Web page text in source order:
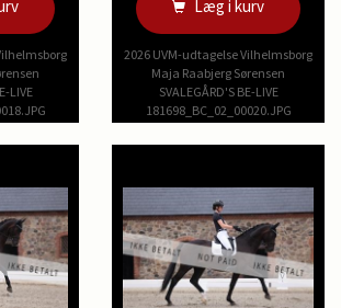
LIVE
Læg i kurv
2026 UVM-udtagelse Vilhelmsborg
Maja Raabjerg Sørensen
SVALEGÅRD'S BE-LIVE
181698_BC_02_00020.JPG